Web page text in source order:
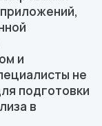
и
не
подготовки
в